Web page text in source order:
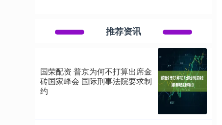
推荐资讯
国荣配资 普京为何不打算出席金
砖国家峰会 国际刑事法院要求制
约